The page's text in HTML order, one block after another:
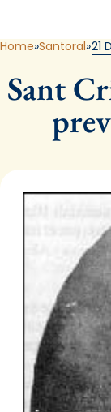
Home Santoral 21
Sant